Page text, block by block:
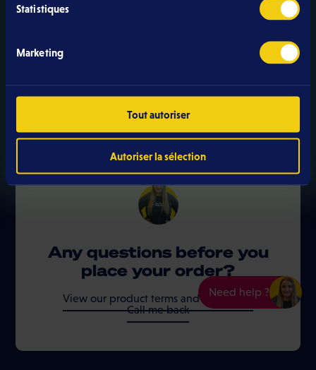
Statistiques
Marketing
Tout autoriser
Autoriser la sélection
Select one or more offers to create your
Any questions before you
place your order?
View our product terms and conditions
Call me back
Need help ?